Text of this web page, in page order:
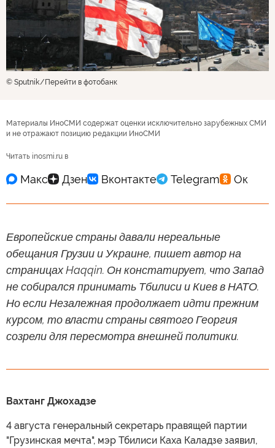
© Sputnik Перейти в фотобанк
Материалы ИноСМИ содержат оценки исключительно зарубежных СМИ
и не отражают позицию редакции ИноСМИ
Читать inosmi.ru в
Европейские страны давали нереальные
обещания Грузии и Украине, пишет автор на
страницах Haqqin. Он констатирует, что Запад
не собирался принимать Тбилиси и Киев в НАТО.
Но если Незалежная продолжает идти прежним
курсом, то власти страны святого Георгия
созрели для пересмотра внешней политики.
Вахтанг Джохадзе
4 августа генеральный секретарь правящей партии
"Грузинская мечта", мэр Тбилиси Каха Каладзе заявил,